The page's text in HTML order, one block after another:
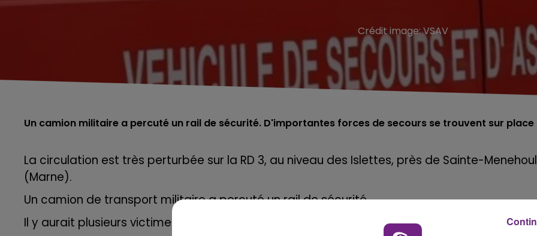
Crédit image:VSAV
Un camion militaire a percuté un rail de sécurité. D'importantes forces de secours se trouvent sur place
La circulation est très perturbée sur la RD 3, au niveau des Islettes, près de Sainte-
(Marne).
Un camion de transport militaire a percuté un rail de sécurité.
Il y aurait plusieurs victimes.